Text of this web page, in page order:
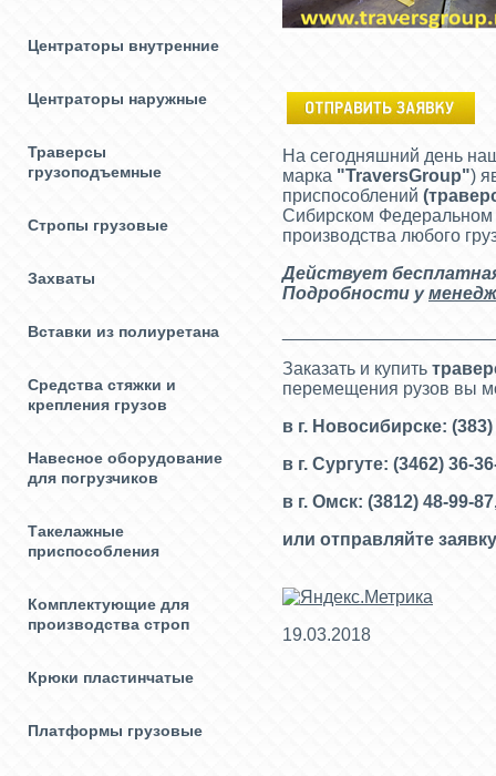
Центраторы внутренние
Центраторы наружные
Траверсы
грузоподъемные
Стропы грузовые
Захваты
Вставки из полиуретана
Средства стяжки и
крепления грузов
Навесное оборудование
для погрузчиков
Такелажные
приспособления
Комплектующие для
производства строп
Крюки пластинчатые
Платформы грузовые
На сегодняшний день
марка "TraversGroup")
приспособлений (
Сибирском Федеральном
производства любого
Действует
Подробности у
Заказать и купить
перемещения рузов вы
в г. Новосибирске:
в г. Сургуте: (3462) 36-
в г. Омск: (3812) 48-99-
или отправляйте
19.03.2018